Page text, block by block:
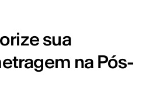
sua
na Pós-